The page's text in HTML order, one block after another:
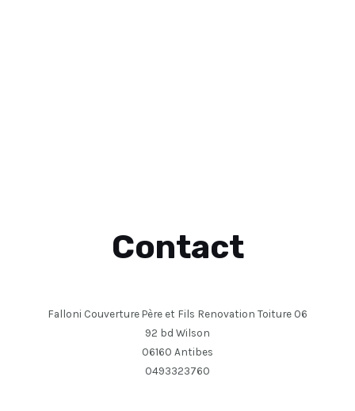
Contact
Falloni Couverture Père et Fils Renovation Toiture 06
92 bd Wilson
06160 Antibes
0493323760